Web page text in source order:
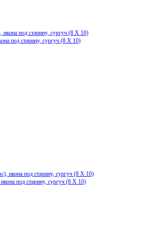
под старину, сургуч (8 Х 10)
под старину, сургуч (8 Х 10)